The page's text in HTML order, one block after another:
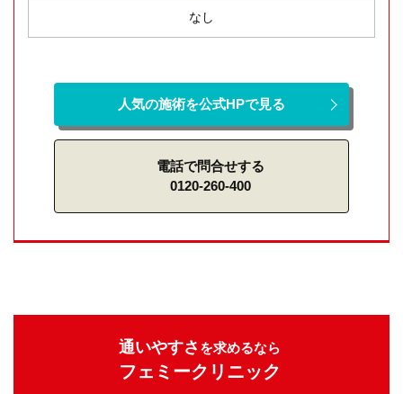
なし
人気の施術を公式HPで見る
電話で問合せする
0120-260-400
通いやすさ を求めるなら
フェミークリニック